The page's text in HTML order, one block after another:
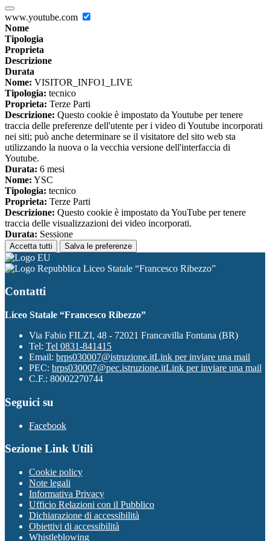
www.youtube.com
Nome
Tipologia
Proprieta
Descrizione
Durata
Nome: VISITOR_INFO1_LIVE
Tipologia: tecnico
Proprieta: Terze Parti
Descrizione: Questo cookie è impostato da Youtube per tenere
traccia delle preferenze dell'utente per i video di Youtube incorporati
nei siti; può anche determinare se il visitatore del sito web sta
utilizzando la nuova o la vecchia versione dell'interfaccia di
Youtube.
Durata: 6 mesi
Nome: YSC
Tipologia: tecnico
Proprieta: Terze Parti
Descrizione: Questo cookie è impostato da YouTube per tenere
traccia delle visualizzazioni dei video incorporati.
Durata: Sessione
Accetta tutti Salva le preferenze
Liceo Statale “Francesco Ribezzo”
Contatti
Liceo Statale “Francesco Ribezzo”
Via Fabio FILZI, 48 - 72021 Francavilla Fontana (BR)
Tel: Tel 0831-841415
Email: brps030007@istruzione.itLink per inviare una mail
PEC: brps030007@pec.istruzione.itLink per inviare una mail
C.F.: 80002270744
Seguici su
Facebook
Sezione Link Utili
Cookie policy
Note legali
Informativa Privacy
Ufficio Relazioni con il Pubblico
Dichiarazione di accessibilità
Obiettivi di accessibilità
Whistleblowing